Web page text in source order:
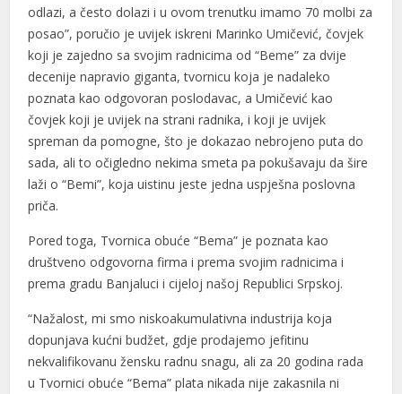
odlazi, a često dolazi i u ovom trenutku imamo 70 molbi za
posao”, poručio je uvijek iskreni Marinko Umičević, čovjek
koji je zajedno sa svojim radnicima od “Beme” za dvije
decenije napravio giganta, tvornicu koja je nadaleko
poznata kao odgovoran poslodavac, a Umičević kao
čovjek koji je uvijek na strani radnika, i koji je uvijek
spreman da pomogne, što je dokazao nebrojeno puta do
sada, ali to očigledno nekima smeta pa pokušavaju da šire
laži o “Bemi”, koja uistinu jeste jedna uspješna poslovna
priča.
Pored toga, Tvornica obuće “Bema” je poznata kao
društveno odgovorna firma i prema svojim radnicima i
prema gradu Banjaluci i cijeloj našoj Republici Srpskoj.
“Nažalost, mi smo niskoakumulativna industrija koja
dopunjava kućni budžet, gdje prodajemo jefitinu
nekvalifikovanu žensku radnu snagu, ali za 20 godina rada
u Tvornici obuće “Bema” plata nikada nije zakasnila ni